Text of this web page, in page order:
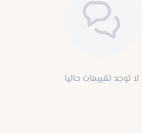
لا توجد تقييمات حاليا